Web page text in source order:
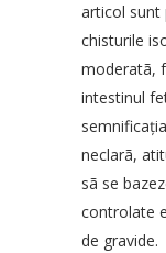
articol sunt
chisturile
moderatã,
intestinul
neclarã,
sã se
controlate
de gravide.